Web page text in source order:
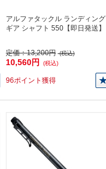
アルファタックル ランディング
ギア シャフト 550【即日発送】
定価：13,200円 (税込)
10,560円 (税込)
96ポイント獲得